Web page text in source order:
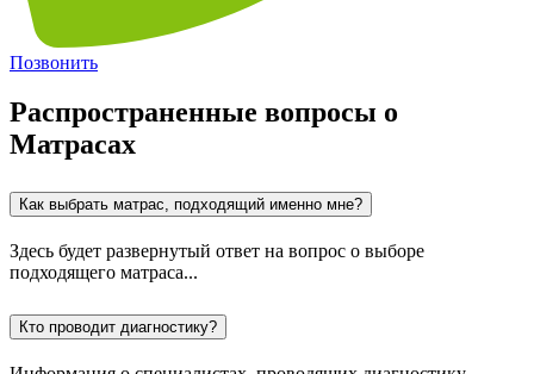
Позвонить
Распространенные вопросы о
Матрасах
Как выбрать матрас, подходящий именно мне?
Здесь будет развернутый ответ на вопрос о выборе
подходящего матраса...
Кто проводит диагностику?